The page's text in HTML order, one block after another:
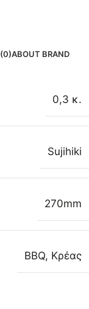
ABOUT BRAND
0,3 κ.
Sujihiki
270mm
BBQ, Κρέας